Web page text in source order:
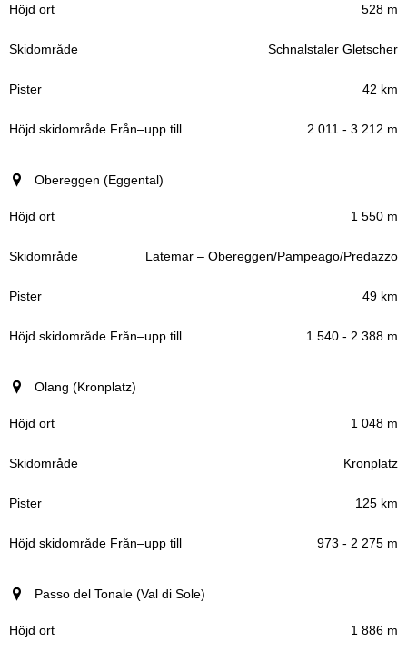
528 m
Schnalstaler Gletscher
42 km
2 011 - 3 212 m
Obereggen (Eggental)
1 550 m
Latemar – Obereggen/Pampeago/Predazzo
49 km
1 540 - 2 388 m
Olang (Kronplatz)
1 048 m
Kronplatz
125 km
973 - 2 275 m
Passo del Tonale (Val di Sole)
1 886 m